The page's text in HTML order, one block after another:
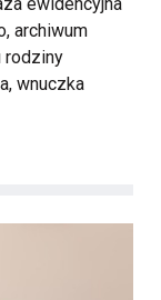
archiwum
rodziny
wnuczka